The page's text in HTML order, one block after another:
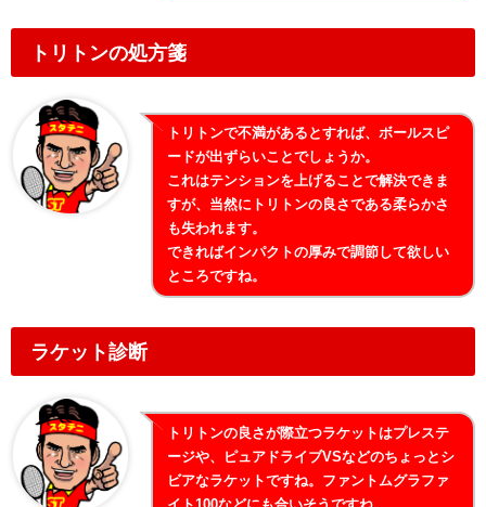
トリトンの処方箋
トリトンで不満があるとすれば、ボールスピ
ードが出ずらいことでしょうか。
これはテンションを上げることで解決できま
すが、当然にトリトンの良さである柔らかさ
も失われます。
できればインパクトの厚みで調節して欲しい
ところですね。
ラケット診断
トリトンの良さが際立つラケットはプレステ
ージや、ピュアドライブVSなどのちょっとシ
ビアなラケットですね。ファントムグラファ
イト100などにも合いそうですね。